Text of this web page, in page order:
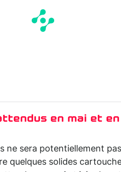
en mai et
ne sera potentiellement
quelques solides